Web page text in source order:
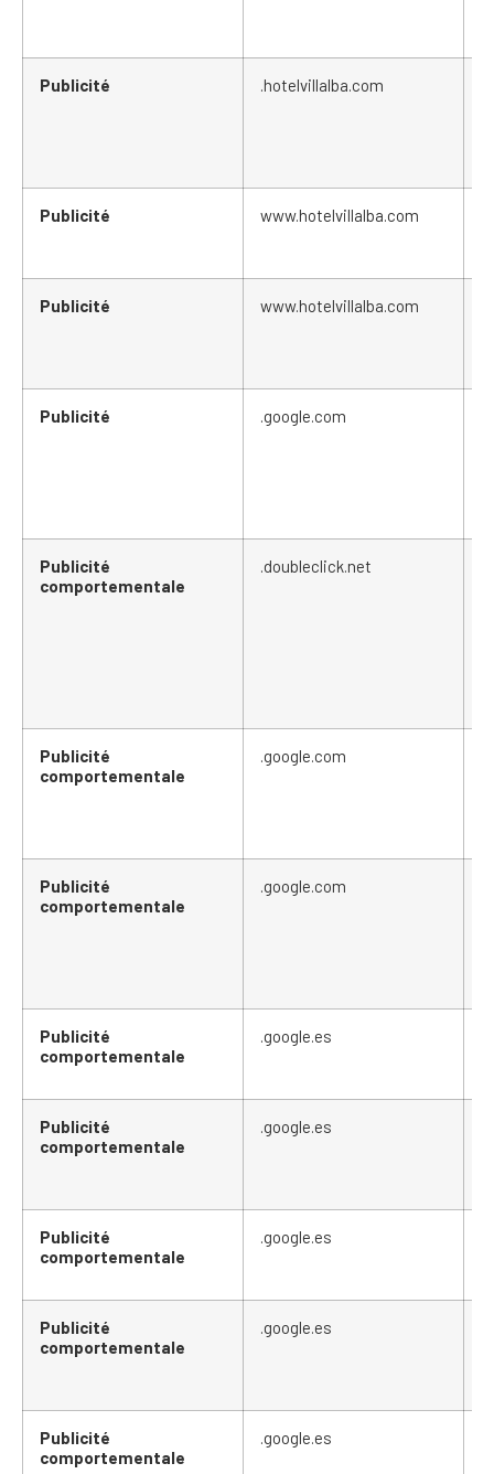
Publicité .hotelvillalba.com
Publicité www.hotelvillalba.com
Publicité www.hotelvillalba.com
Publicité .google.com
Publicité
comportementale
.doubleclick.net
Publicité
comportementale
.google.com
Publicité
comportementale
.google.com
Publicité
comportementale
.google.es
Publicité
comportementale
.google.es
Publicité
comportementale
.google.es
Publicité
comportementale
.google.es
Publicité
comportementale
.google.es